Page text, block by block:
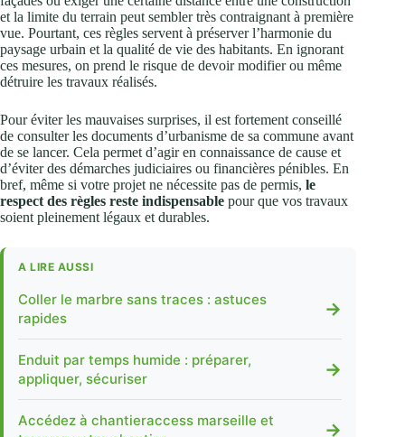
et la limite du terrain peut sembler très contraignant à première
vue. Pourtant, ces règles servent à préserver l’harmonie du
paysage urbain et la qualité de vie des habitants. En ignorant
ces mesures, on prend le risque de devoir modifier ou même
détruire les travaux réalisés.
Pour éviter les mauvaises surprises, il est fortement conseillé
de consulter les documents d’urbanisme de sa commune avant
de se lancer. Cela permet d’agir en connaissance de cause et
d’éviter des démarches judiciaires ou financières pénibles. En
bref, même si votre projet ne nécessite pas de permis, le
respect des règles reste indispensable pour que vos travaux
soient pleinement légaux et durables.
A LIRE AUSSI
Coller le marbre sans traces : astuces
rapides
→
Enduit par temps humide : préparer,
appliquer, sécuriser
→
Accédez à chantieraccess marseille et
→